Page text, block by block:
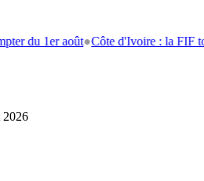
1er août●Côte d'Ivoire : la FIF tourne
2026